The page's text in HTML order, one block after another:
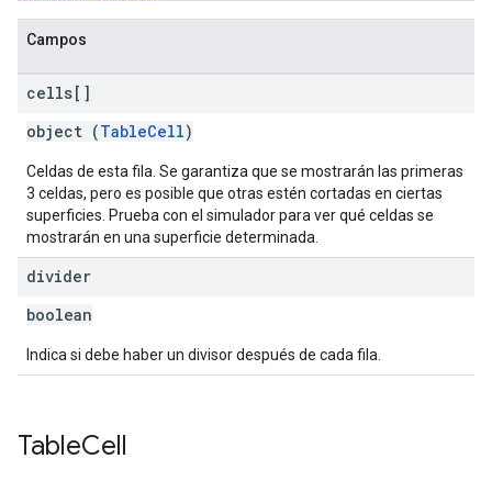
Campos
cells[]
object (TableCell)
Celdas de esta fila. Se garantiza que se mostrarán las primeras
3 celdas, pero es posible que otras estén cortadas en ciertas
superficies. Prueba con el simulador para ver qué celdas se
mostrarán en una superficie determinada.
divider
boolean
Indica si debe haber un divisor después de cada fila.
TableCell